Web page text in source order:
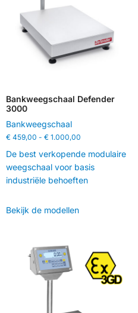
Bankweegschaal Defender
3000
Bankweegschaal
€ 459,00 - € 1.000,00
De best verkopende modulaire
weegschaal voor basis
industriële behoeften
Bekijk de modellen